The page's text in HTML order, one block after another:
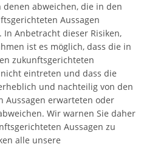
denen abweichen, die in den
Aussagen
Anbetracht dieser Risiken,
ist es möglich, dass die in
zukunftsgerichteten
eintreten und dass die
und nachteilig von den
Aussagen erwarteten oder
Wir warnen Sie daher
Aussagen zu
alle unsere